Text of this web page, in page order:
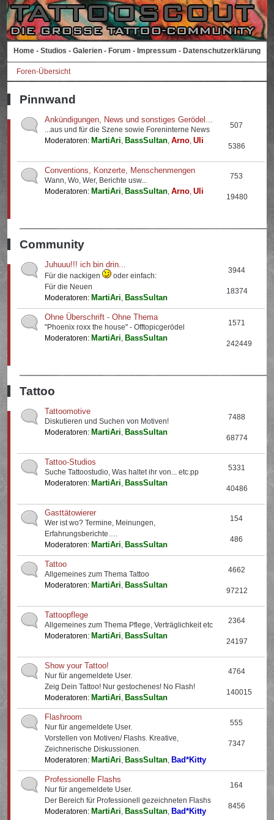
Home - Studios - Galerien - Forum - Impressum - Datenschutzerklärung
Foren-Übersicht
Pinnwand
Ankündigungen, News und sonstiges Gerödel...
...aus und für die Szene sowie Foreninterne News
Moderatoren: MartiAri, BassSultan,Arno,Uli
507
5386
Conventions, Konzerte, Menschenmengen
Wann, Wo, Wer, Berichte usw...
Moderatoren: MartiAri, BassSultan,Arno,Uli
753
19480
Community
Juhuuu!!! ich bin drin...
Für die nackigen
oder einfach:
Für die Neuen
Moderatoren: MartiAri, BassSultan
3944
18374
Ohne Überschrift - Ohne Thema
"Phoenix roxx the house" - Offtopicgerödel
Moderatoren: MartiAri, BassSultan
1571
242449
Tattoo
Tattoomotive
Diskutieren und Suchen von Motiven!
Moderatoren: MartiAri, BassSultan
7488
68774
Tattoo-Studios
Suche Tattoostudio, Was haltet ihr von... etc.pp
Moderatoren: MartiAri, BassSultan
5331
40486
Gasttätowierer
Wer ist wo? Termine, Meinungen,
Erfahrungsberichte….
Moderatoren: MartiAri, BassSultan
154
486
Tattoo
Allgemeines zum Thema Tattoo
Moderatoren: MartiAri, BassSultan
4662
97212
Tattoopflege
Allgemeines zum Thema Pflege, Verträglichkeit etc
Moderatoren: MartiAri, BassSultan
2364
24197
Show your Tattoo!
Nur für angemeldete User.
Zeig Dein Tattoo! Nur gestochenes! No Flash!
Moderatoren: MartiAri, BassSultan
4764
140015
Flashroom
Nur für angemeldete User.
Vorstellen von Motiven/ Flashs. Kreative,
Zeichnerische Diskussionen.
Moderatoren: MartiAri, BassSultan, Bad*Kitty
555
7347
Professionelle Flashs
Nur für angemeldete User.
Der Bereich für Professionell gezeichneten Flashs
Moderatoren: MartiAri, BassSultan, Bad*Kitty
164
8456